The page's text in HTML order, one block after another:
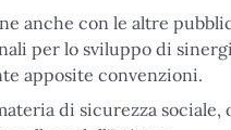
anche con le altre
per lo sviluppo di
apposite convenzioni.
di sicurezza sociale,